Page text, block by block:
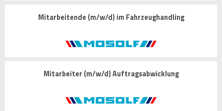
Mitarbeitende (m/w/d) im Fahrzeughandling
Mitarbeiter (m/w/d) Auftragsabwicklung